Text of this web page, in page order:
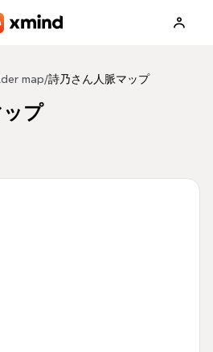
map/詩乃さん人脈マップ
プ